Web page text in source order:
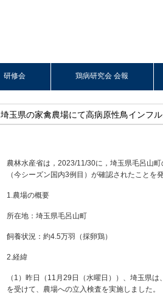
研修会 鶏病研究会 会報
埼玉県の家禽農場にて高病原性鳥インフ
農林水産省は，2023/11/30に，埼玉県毛呂山
（今シーズン国内3例目）が確認されたことを
1.農場の概要
所在地：埼玉県毛呂山町
飼養状況：約4.5万羽（採卵鶏）
2.経緯
（1）昨日（11月29日（水曜日））、埼玉県
を受けて、農場への立入検査を実施しました。